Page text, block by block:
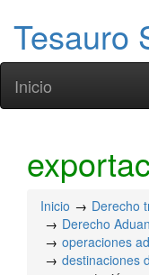
Tesauro
Inicio
Inicio
Derecho
Derecho
operaciones
destinaciones